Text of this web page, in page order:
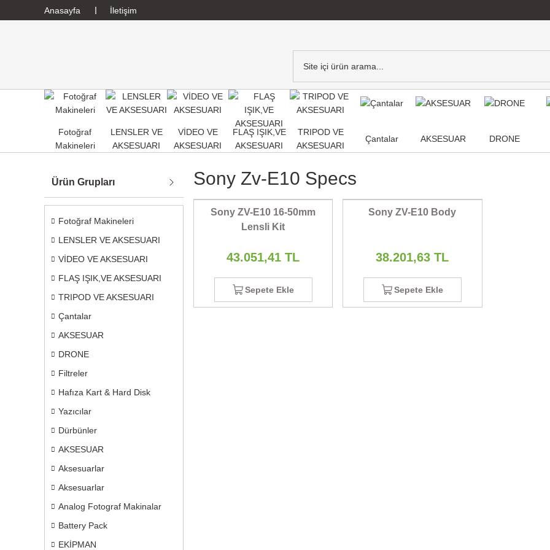
Anasayfa İletişim
Fotoğraf
Makineleri
LENSLER VE
AKSESUARI
VİDEO VE
AKSESUARI
FLAŞ IŞIK,VE
AKSESUARI
TRIPOD VE
AKSESUARI
Çantalar AKSESUAR DRONE
Ürün Grupları
Fotoğraf Makineleri
LENSLER VE AKSESUARI
VİDEO VE AKSESUARI
FLAŞ IŞIK,VE AKSESUARI
TRIPOD VE AKSESUARI
Çantalar
AKSESUAR
DRONE
Filtreler
Hafıza Kart & Hard Disk
Yazıcılar
Dürbünler
AKSESUAR
Aksesuarlar
Aksesuarlar
Analog Fotograf Makinalar
Battery Pack
EKİPMAN
Sony Zv-E10 Specs
Sony ZV-E10 16-50mm
Lensli Kit
43.051,41 TL
Sepete Ekle
Sony ZV-E10 Body
38.201,63 TL
Sepete Ekle